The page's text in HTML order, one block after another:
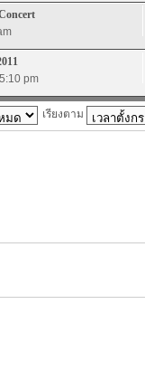
pm
เรียงตาม